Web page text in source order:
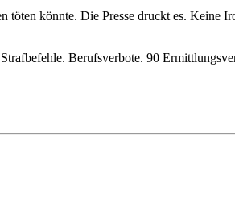
könnte. Die Presse druckt es. Keine
Berufsverbote. 90